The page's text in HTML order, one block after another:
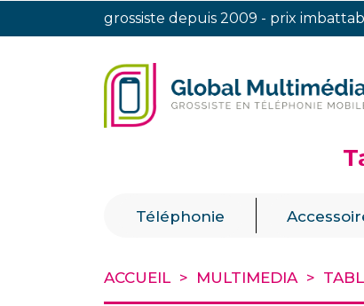
grossiste depuis 2009 - prix
Téléphonie
ACCUEIL MULTIMEDIA